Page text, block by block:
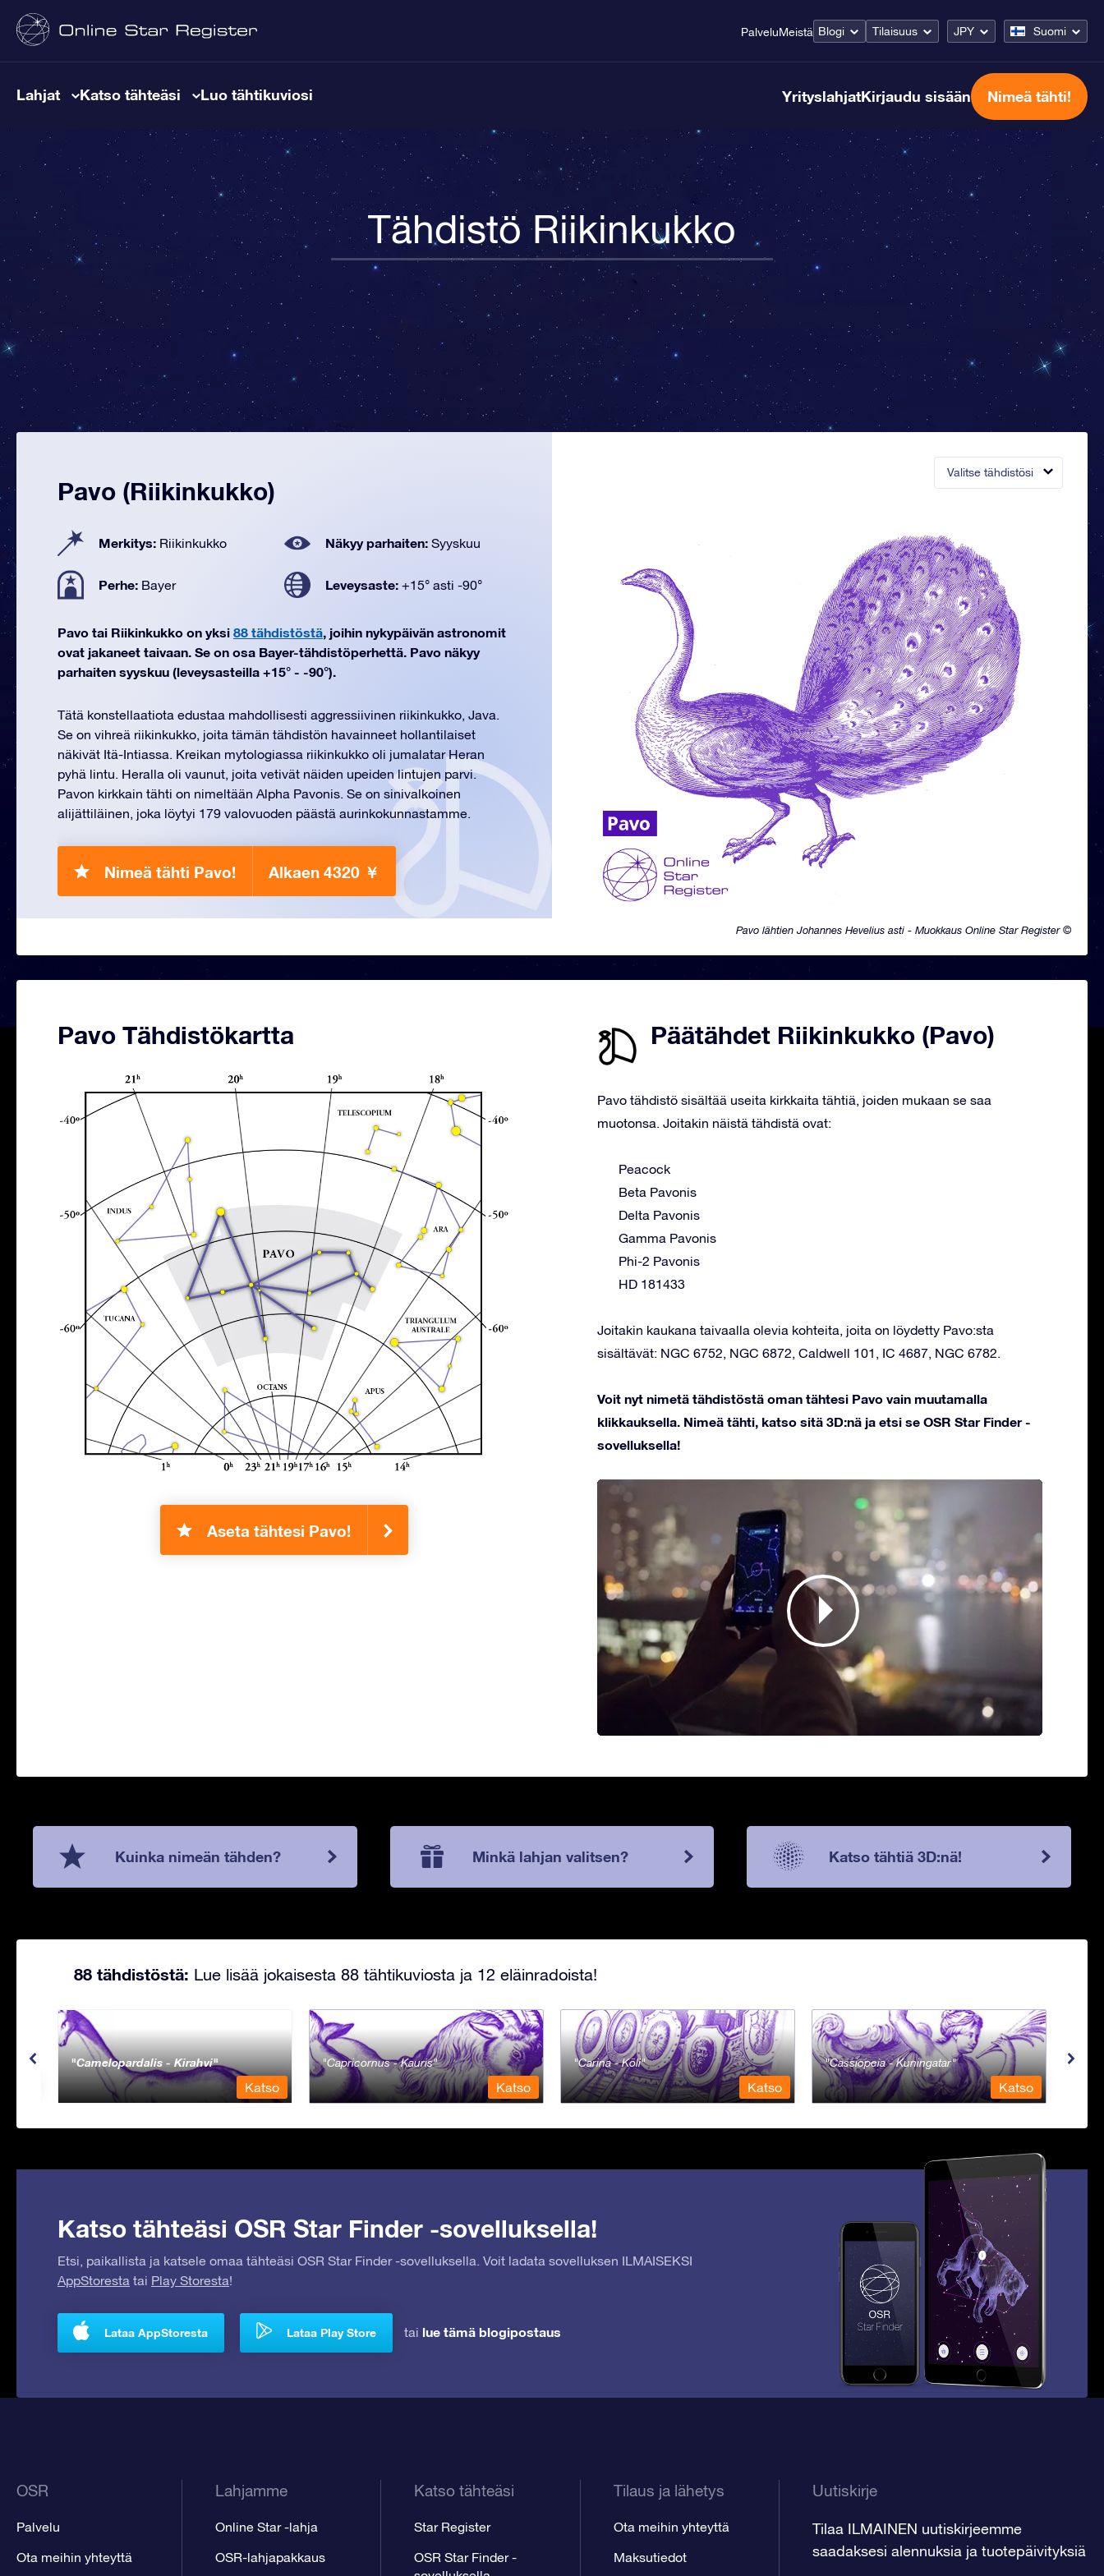
PalveluMeistä Blogi Tilaisuus JPY Suomi
Lahjat Katso tähteäsi Luo tähtikuviosi YrityslahjatKirjaudu sisään Nimeä tähti!
Tähdistö Riikinkukko
Valitse tähdistösi
Pavo lähtien Johannes Hevelius asti - Muokkaus Online Star Register ©
Pavo (Riikinkukko)
Merkitys: Riikinkukko Näkyy parhaiten: Syyskuu
Perhe: Bayer Leveysaste: +15° asti -90°
Pavo tai Riikinkukko on yksi 88 tähdistöstä, joihin nykypäivän astronomit
ovat jakaneet taivaan. Se on osa Bayer-tähdistöperhettä. Pavo näkyy
parhaiten syyskuu (leveysasteilla +15° - -90°).
Tätä konstellaatiota edustaa mahdollisesti aggressiivinen riikinkukko, Java.
Se on vihreä riikinkukko, joita tämän tähdistön havainneet hollantilaiset
näkivät Itä-Intiassa. Kreikan mytologiassa riikinkukko oli jumalatar Heran
pyhä lintu. Heralla oli vaunut, joita vetivät näiden upeiden lintujen parvi.
Pavon kirkkain tähti on nimeltään Alpha Pavonis. Se on sinivalkoinen
alijättiläinen, joka löytyi 179 valovuoden päästä aurinkokunnastamme.
Nimeä tähti Pavo! Alkaen 4320 ￥
Pavo Tähdistökartta
Aseta tähtesi Pavo!
Päätähdet Riikinkukko (Pavo)
Pavo tähdistö sisältää useita kirkkaita tähtiä, joiden mukaan se saa
muotonsa. Joitakin näistä tähdistä ovat:
Peacock
Beta Pavonis
Delta Pavonis
Gamma Pavonis
Phi-2 Pavonis
HD 181433
Joitakin kaukana taivaalla olevia kohteita, joita on löydetty Pavo:sta
sisältävät: NGC 6752, NGC 6872, Caldwell 101, IC 4687, NGC 6782.
Voit nyt nimetä tähdistöstä oman tähtesi Pavo vain muutamalla
klikkauksella. Nimeä tähti, katso sitä 3D:nä ja etsi se OSR Star Finder -
sovelluksella!
Kuinka nimeän tähden? Minkä lahjan valitsen? Katso tähtiä 3D:nä!
88 tähdistöstä: Lue lisää jokaisesta 88 tähtikuviosta ja 12 eläinradoista!
Camelopardalis - Kirahvi
Katso
Capricornus - Kauris
Katso
Carina - Köli
Katso
Cassiopeia - Kuningatar
Katso
Katso tähteäsi OSR Star Finder -sovelluksella!
Etsi, paikallista ja katsele omaa tähteäsi OSR Star Finder -sovelluksella. Voit ladata sovelluksen ILMAISEKSI
AppStoresta tai Play Storesta!
Lataa AppStoresta Lataa Play Store tai lue tämä blogipostaus
OSR
Palvelu
Ota meihin yhteyttä
Lahjamme
Online Star -lahja
OSR-lahjapakkaus
Katso tähteäsi
Star Register
OSR Star Finder -
Tilaus ja lähetys
Ota meihin yhteyttä
Maksutiedot
Uutiskirje
Tilaa ILMAINEN uutiskirjeemme
saadaksesi alennuksia ja tuotepäivityksiä